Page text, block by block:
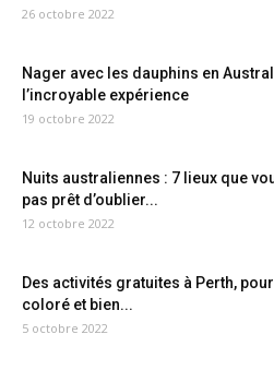
26 octobre 2022
Nager avec les dauphins en
l’incroyable expérience
19 octobre 2022
Nuits australiennes : 7 lieux que
pas prêt d’oublier...
12 octobre 2022
Des activités gratuites à Perth,
coloré et bien...
5 octobre 2022